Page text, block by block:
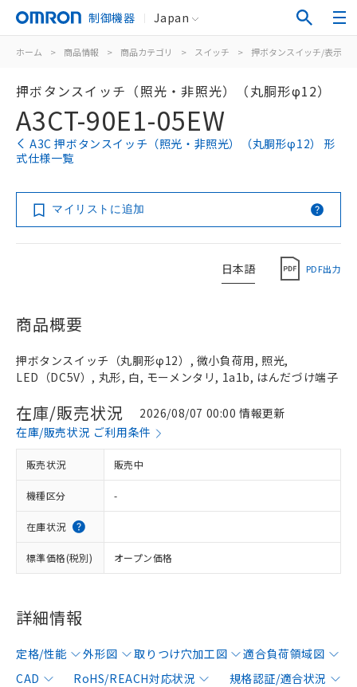
制御機器 Japan
ホーム > 商品情報 > 商品カテゴリ > スイッチ > 押ボタンスイッチ/表示灯
押ボタンスイッチ（照光・非照光）（丸胴形φ12）
A3CT-90E1-05EW
A3C 押ボタンスイッチ（照光・非照光）（丸胴形φ12） 形
式仕様一覧
マイリストに追加
日本語 PDF出力
商品概要
押ボタンスイッチ（丸胴形φ12）, 微小負荷用, 照光,
LED（DC5V）, 丸形, 白, モーメンタリ, 1a1b, はんだづけ端子
在庫/販売状況
2026/08/07 00:00 情報更新
在庫/販売状況 ご利用条件
販売状況 販売中
機種区分 -
在庫状況
標準価格(税別) オープン価格
詳細情報
定格/性能 外形図 取りつけ穴加工図
適合負荷領域図
CAD
RoHS/REACH対応状況 規格認証/適合状況